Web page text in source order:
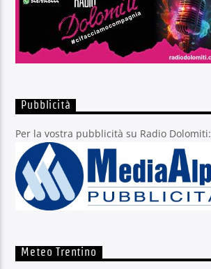
Pubblicità
Per la vostra pubblicità su Radio Dolomiti:
Meteo Trentino